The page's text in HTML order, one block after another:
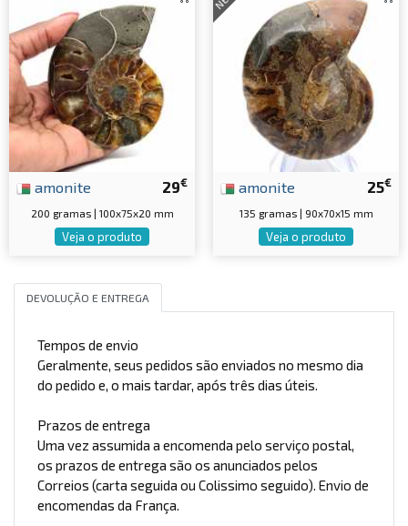
29€
amonite
200 gramas | 100x75x20 mm
Veja o produto
25€
amonite
135 gramas | 90x70x15 mm
Veja o produto
DEVOLUÇÃO E ENTREGA
Tempos de envio
Geralmente, seus pedidos são enviados no mesmo dia
do pedido e, o mais tardar, após três dias úteis.
Prazos de entrega
Uma vez assumida a encomenda pelo serviço postal,
os prazos de entrega são os anunciados pelos
Correios (carta seguida ou Colissimo seguido). Envio de
encomendas da França.